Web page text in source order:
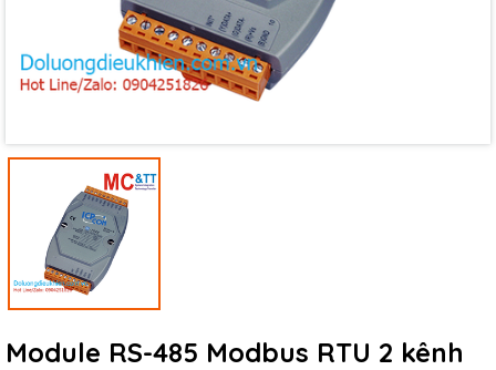
Module RS-485 Modbus RTU 2 kênh
Ngày hết hạn: